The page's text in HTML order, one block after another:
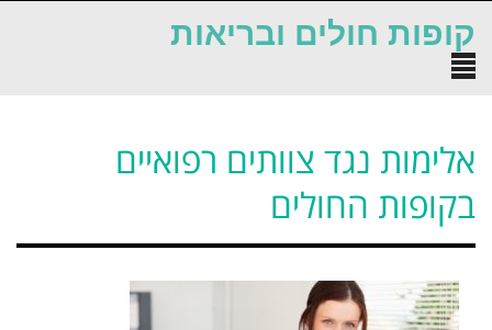
קופות חולים ובריאות
תפריט
אלימות נגד צוותים רפואיים
בקופות החולים